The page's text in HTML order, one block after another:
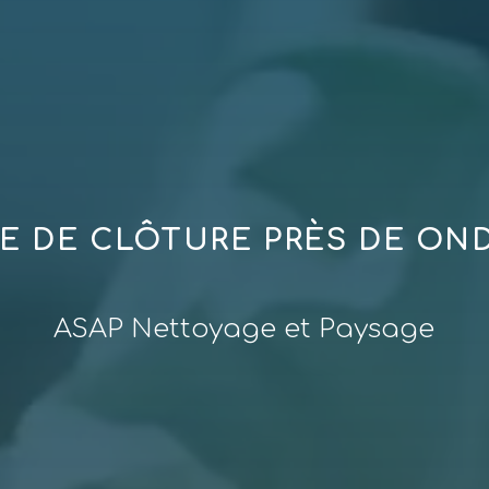
DE CLÔTURE PRÈS DE
ASAP Nettoyage et Paysage